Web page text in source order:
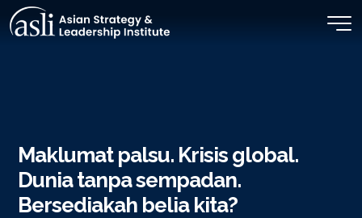
Skip to main content
Maklumat palsu. Krisis global.
Dunia tanpa sempadan.
Bersediakah belia kita?